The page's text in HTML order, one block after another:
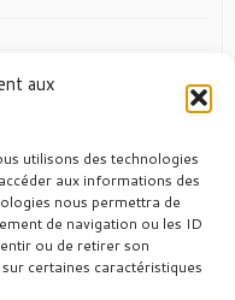
aux
utilisons des technologies
aux informations des
nous permettra de
de navigation ou les ID
ou de retirer son
certaines caractéristiques
juin 2026